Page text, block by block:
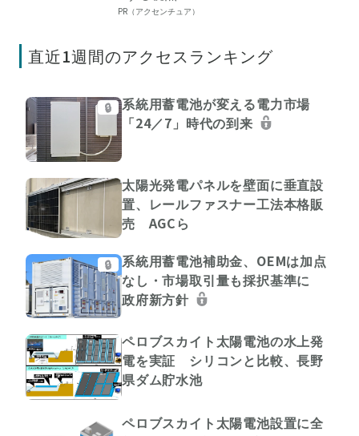
PR（アクセンチュア）
直近1週間のアクセスランキング
🔒
系統用蓄電池が変える電力市場
「24／7」時代の到来
太陽光発電パネルを壁面に垂直設
置、レールファスナー工法本格販
売 AGCら
🔒
系統用蓄電池補助金、OEMは加点
なし・市場取引量も採択基準に
政府新方針
ペロブスカイト太陽電池の水上発
電を実証 シリコンと比較、長野
県ダム貯水池
ペロブスカイト太陽電池設置に全